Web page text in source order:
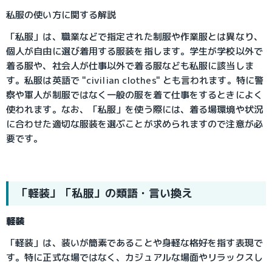
私服の使い方に関する解説
「私服」は、職業などで指定された制服や作業服とは異なり、
個人が自由に選び着用する服装を指します。学生が学校以外で
着る服や、社会人が仕事以外で着る服なども私服に該当しま
す。私服は英語で "civilian clothes" とも言われます。特に警
察や軍人が制服ではなく一般の服を着て仕事をするときによく
使われます。なお、「私服」を使う際には、着る場環境や状況
に合わせた適切な服装を選ぶことが求められますので注意が必
要です。
「軽装」「私服」の類語・言い換え
軽装
「軽装」は、装いが簡素であることや身軽な格好を指す表現で
す。特に正式な場ではなく、カジュアルな場面やリラックスし